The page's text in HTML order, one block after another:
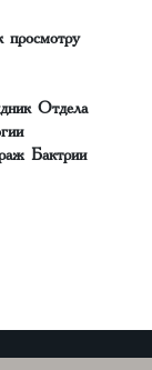
просмотру
Отдела
Бактрии